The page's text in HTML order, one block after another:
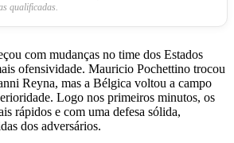
qualificadas.
com mudanças no time dos Estados
ofensividade. Mauricio Pochettino trocou
Reyna, mas a Bélgica voltou a campo
Logo nos primeiros minutos, os
rápidos e com uma defesa sólida,
dos adversários.